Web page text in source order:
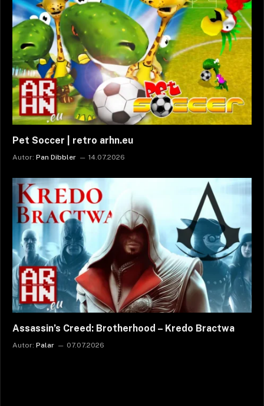
Pet Soccer | retro arhn.eu
Autor: Pan Dibbler 14.07.2026
Assassin’s Creed: Brotherhood – Kredo Bractwa
Autor: Palar 07.07.2026